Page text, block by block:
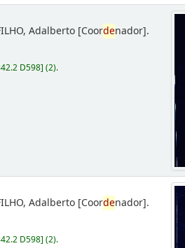
Adalberto [Coordenador].
D598](2).
Adalberto [Coordenador].
D598](2).